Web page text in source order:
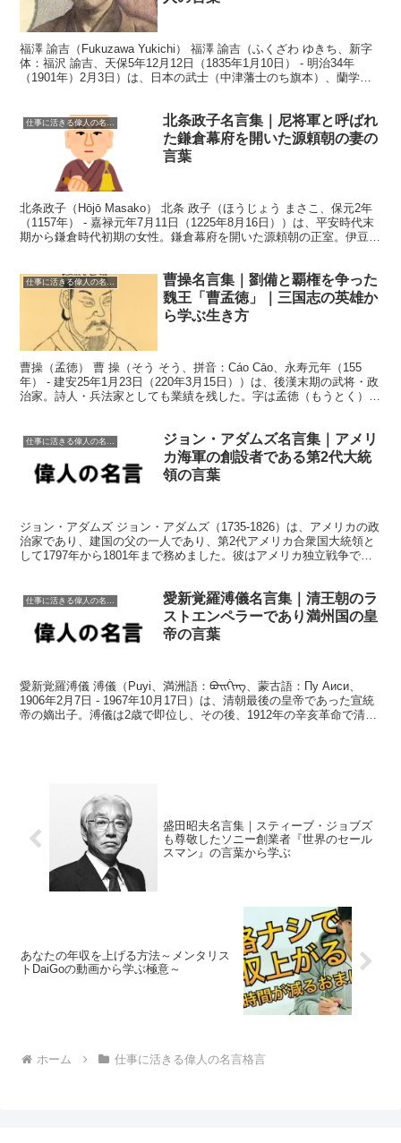
福澤 諭吉（Fukuzawa Yukichi） 福澤 諭吉（ふくざわ ゆきち、新字
体：福沢 諭吉、天保5年12月12日（1835年1月10日） - 明治34年
（1901年）2月3日）は、日本の武士（中津藩士のち旗本）、蘭学
仕事に活きる偉人の名言格言
北条政子名言集｜尼将軍と呼ばれ
た鎌倉幕府を開いた源頼朝の妻の
言葉
北条政子（Hōjō Masako） 北条 政子（ほうじょう まさこ、保元2年
（1157年） - 嘉禄元年7月11日（1225年8月16日））は、平安時代末
期から鎌倉時代初期の女性。鎌倉幕府を開いた源頼朝の正室。伊豆国
仕事に活きる偉人の名言格言
曹操名言集｜劉備と覇権を争った
魏王「曹孟徳」｜三国志の英雄か
ら学ぶ生き方
曹操（孟徳） 曹 操（そう そう、拼音：Cáo Cāo、永寿元年（155
年） - 建安25年1月23日（220年3月15日））は、後漢末期の武将・政
治家。詩人・兵法家としても業績を残した。字は孟徳（もうとく）、
仕事に活きる偉人の名言格言
ジョン・アダムズ名言集｜アメリ
カ海軍の創設者である第2代大統
領の言葉
ジョン・アダムズ ジョン・アダムズ（1735-1826）は、アメリカの政
治家であり、建国の父の一人であり、第2代アメリカ合衆国大統領と
して1797年から1801年まで務めました。彼はアメリカ独立戦争で重
仕事に活きる偉人の名言格言
愛新覚羅溥儀名言集｜清王朝のラ
ストエンペラーであり満州国の皇
帝の言葉
愛新覚羅溥儀 溥儀（Puyi、満洲語：ᠪᡠᡳᡤᡳᠩ、蒙古語：Пу Аиси、
1906年2月7日 - 1967年10月17日）は、清朝最後の皇帝であった宣統
帝の嫡出子。溥儀は2歳で即位し、その後、1912年の辛亥革命で清朝
盛田昭夫名言集｜スティーブ・ジョブズ
も尊敬したソニー創業者『世界のセール
スマン』の言葉から学ぶ
あなたの年収を上げる方法～メンタリス
トDaiGoの動画から学ぶ極意～
ホーム 仕事に活きる偉人の名言格言